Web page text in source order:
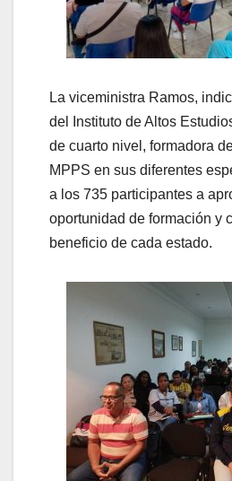
La viceministra Ramos,
del Instituto de Altos
de cuarto nivel, formadora
MPPS en sus diferentes
a los 735 participantes a
oportunidad de formación y
beneficio de cada estado.